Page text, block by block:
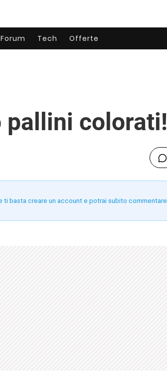
Forum Tech Offerte
pallini colorati!
basta creare un account e potrai subito commentare.